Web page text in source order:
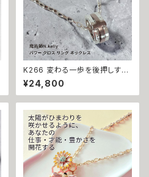
K266 変わる一歩を後押しする
【強力な引き寄せ】アフロディテ
の神秘パワー クロス リング ネ
ックレス｜復縁・片思い成就 N.
結び 魅力アップ エネルギー 魅
力 魔力 魔術 白魔術 願い 叶う
結び 開運 強運 本物 パワースト
ーン お守り 強力 男女兼用
¥24,800